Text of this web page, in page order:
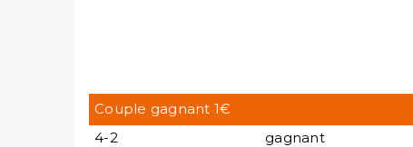
Couple gagnant 1€
4-2
gagnant